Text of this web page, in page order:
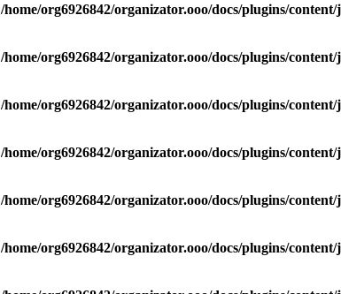
/home/org6926842/organizator.ooo/docs/plugins/
/home/org6926842/organizator.ooo/docs/plugins/
/home/org6926842/organizator.ooo/docs/plugins/
/home/org6926842/organizator.ooo/docs/plugins/
/home/org6926842/organizator.ooo/docs/plugins/
/home/org6926842/organizator.ooo/docs/plugins/